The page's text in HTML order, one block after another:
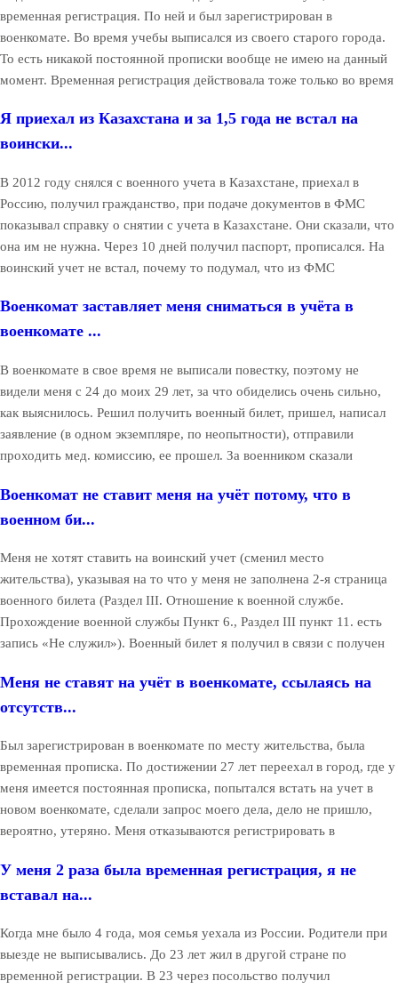
временная регистрация. По ней и был зарегистрирован в
военкомате. Во время учебы выписался из своего старого города.
То есть никакой постоянной прописки вообще не имею на данный
момент. Временная регистрация действовала тоже только во время
Я приехал из Казахстана и за 1,5 года не встал на
воински...
В 2012 году снялся с военного учета в Казахстане, приехал в
Россию, получил гражданство, при подаче документов в ФМС
показывал справку о снятии с учета в Казахстане. Они сказали, что
она им не нужна. Через 10 дней получил паспорт, прописался. На
воинский учет не встал, почему то подумал, что из ФМС
Военкомат заставляет меня сниматься в учёта в
военкомате ...
В военкомате в свое время не выписали повестку, поэтому не
видели меня с 24 до моих 29 лет, за что обиделись очень сильно,
как выяснилось. Решил получить военный билет, пришел, написал
заявление (в одном экземпляре, по неопытности), отправили
проходить мед. комиссию, ее прошел. За военником сказали
Военкомат не ставит меня на учёт потому, что в
военном би...
Меня не хотят ставить на воинский учет (сменил место
жительства), указывая на то что у меня не заполнена 2-я страница
военного билета (Раздел III. Отношение к военной службе.
Прохождение военной службы Пункт 6., Раздел III пункт 11. есть
запись «Не служил»). Военный билет я получил в связи с получен
Меня не ставят на учёт в военкомате, ссылаясь на
отсутств...
Был зарегистрирован в военкомате по месту жительства, была
временная прописка. По достижении 27 лет переехал в город, где у
меня имеется постоянная прописка, попытался встать на учет в
новом военкомате, сделали запрос моего дела, дело не пришло,
вероятно, утеряно. Меня отказываются регистрировать в
У меня 2 раза была временная регистрация, я не
вставал на...
Когда мне было 4 года, моя семья уехала из России. Родители при
выезде не выписывались. До 23 лет жил в другой стране по
временной регистрации. В 23 через посольство получил